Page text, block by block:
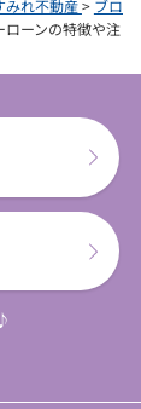
みれ不動産> ブロ
ーンの特徴や注